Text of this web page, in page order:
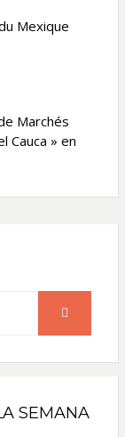
Mexique
Marchés
Cauca » en
SEARCH
SEMANA